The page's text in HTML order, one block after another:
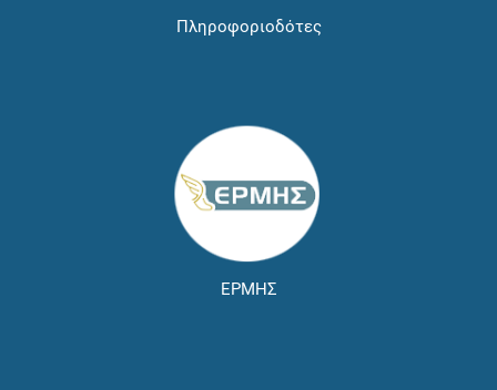
Πληροφοριοδότες
ΕΡΜΗΣ